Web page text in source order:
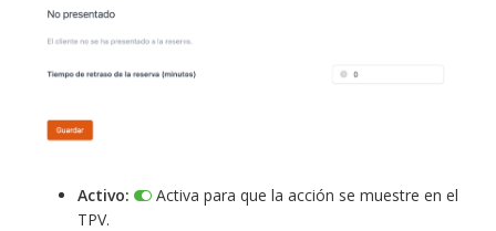
Activo:
Activa para que la acción se muestre en el
TPV.